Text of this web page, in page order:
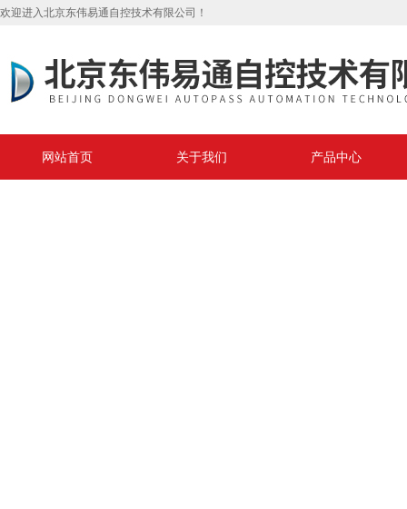
欢迎进入北京东伟易通自控技术有限公司！
网站首页 关于我们 产品中心